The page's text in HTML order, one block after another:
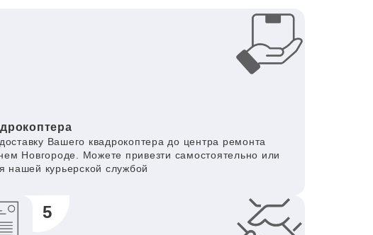
Вашего квадрокоптера до центра ремонта
Новгороде. Можете привезти самостоятельно или
нашей курьерской службой
5